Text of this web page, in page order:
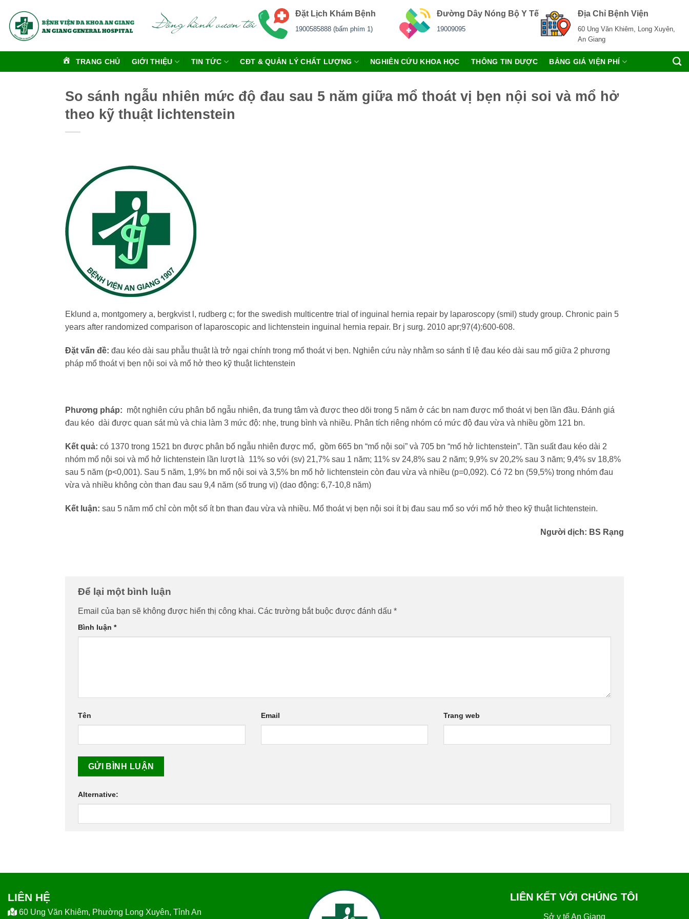
qua
nội
Đặt Lịch Khám Bệnh
1900585888 (bấm phím 1)
Đường Dây Nóng Bộ Y Tế
19009095
Địa Chỉ Bệnh Viện
60 Ung Văn Khiêm, Long Xuyên,
An Giang
TRANG CHỦ GIỚI THIỆU TIN TỨC CĐT & QUẢN LÝ CHẤT LƯỢNG NGHIÊN CỨU KHOA HỌC THÔNG TIN DƯỢC BẢNG GIÁ VIỆN PHÍ
So sánh ngẫu nhiên mức độ đau sau 5 năm giữa mổ thoát vị bẹn nội soi và mổ hở
theo kỹ thuật lichtenstein
Eklund a, montgomery a, bergkvist l, rudberg c; for the swedish multicentre trial of inguinal hernia repair by laparoscopy (smil) study group. Chronic pain 5
years after randomized comparison of laparoscopic and lichtenstein inguinal hernia repair. Br j surg. 2010 apr;97(4):600-608.
Đặt vấn đề: đau kéo dài sau phẫu thuật là trở ngại chính trong mổ thoát vị bẹn. Nghiên cứu này nhằm so sánh tỉ lệ đau kéo dài sau mổ giữa 2 phương
pháp mổ thoát vị bẹn nội soi và mổ hở theo kỹ thuật lichtenstein
Phương pháp: một nghiên cứu phân bổ ngẫu nhiên, đa trung tâm và được theo dõi trong 5 năm ở các bn nam được mổ thoát vị bẹn lần đầu. Đánh giá
đau kéo dài được quan sát mù và chia làm 3 mức độ: nhẹ, trung bình và nhiều. Phân tích riêng nhóm có mức độ đau vừa và nhiều gồm 121 bn.
Kết quả: có 1370 trong 1521 bn được phân bổ ngẫu nhiên được mổ, gồm 665 bn “mổ nội soi” và 705 bn “mổ hở lichtenstein”. Tần suất đau kéo dài 2
nhóm mổ nội soi và mổ hở lichtenstein lần lượt là 11% so với (sv) 21,7% sau 1 năm; 11% sv 24,8% sau 2 năm; 9,9% sv 20,2% sau 3 năm; 9,4% sv 18,8%
sau 5 năm (p<0,001). Sau 5 năm, 1,9% bn mổ nội soi và 3,5% bn mổ hở lichtenstein còn đau vừa và nhiều (p=0,092). Có 72 bn (59,5%) trong nhóm đau
vừa và nhiều không còn than đau sau 9,4 năm (số trung vị) (dao động: 6,7-10,8 năm)
Kết luận: sau 5 năm mổ chỉ còn một số ít bn than đau vừa và nhiều. Mổ thoát vị bẹn nội soi ít bị đau sau mổ so với mổ hở theo kỹ thuật lichtenstein.
Người dịch: BS Rạng
Để lại một bình luận
Email của bạn sẽ không được hiển thị công khai. Các trường bắt buộc được đánh dấu *
Bình luận *
Tên Email Trang web
Alternative:
LIÊN HỆ
60 Ung Văn Khiêm, Phường Long Xuyên, Tỉnh An
LIÊN KẾT VỚI CHÚNG TÔI
Sở y tế An Giang